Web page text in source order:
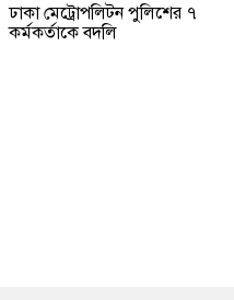
ঢাকা মেট্রোপলিটন পুলিশের ৭
কর্মকর্তাকে বদলি